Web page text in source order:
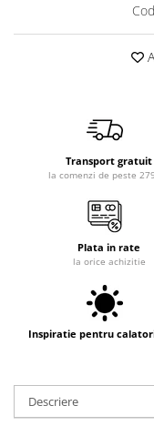
Transport gratuit
la comenzi de peste
Plata in rate
la orice achizitie
Inspiratie pentru
Descriere